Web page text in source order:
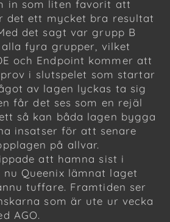
in som liten favorit att
det ett mycket bra resultat
det sagt var grupp B
fyra grupper, vilket
och Endpoint kommer att
i slutspelet som startar
av lagen lyckas ta sig
får det ses som en rejäl
så kan båda lagen bygga
insatser för att senare
på allvar.
att hamna sist i
Queenix lämnat laget
tuffare. Framtiden ser
som är ute ur vecka
AGO.